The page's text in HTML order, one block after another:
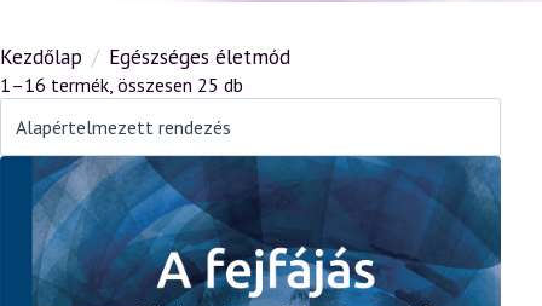
Kezdőlap Egészséges életmód
1–16 termék, összesen 25 db